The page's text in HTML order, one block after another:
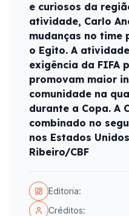
e curiosos da
atividade, Carlo
mudanças no time
o Egito. A
exigência da FIFA
promovam maior
comunidade na
durante a Copa. A
combinado no
nos Estados
Ribeiro/CBF
Editoria:
Créditos: